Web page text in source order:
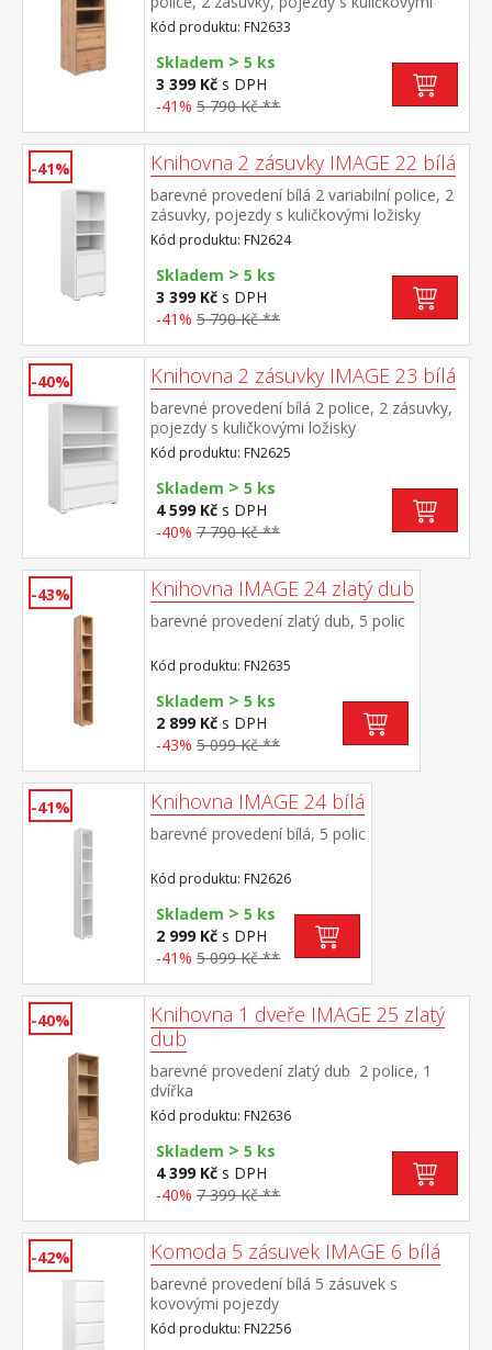
ložisky
Kód produktu: FN2633
Skladem > 5 ks
3 399 Kč s DPH
-41% 5 790 Kč **
-41% Knihovna 2 zásuvky IMAGE 22 bílá
barevné provedení bílá 2 variabilní police, 2
zásuvky, pojezdy s kuličkovými ložisky
Kód produktu: FN2624
Skladem > 5 ks
3 399 Kč s DPH
-41% 5 790 Kč **
-40% Knihovna 2 zásuvky IMAGE 23 bílá
barevné provedení bílá 2 police, 2 zásuvky,
pojezdy s kuličkovými ložisky
Kód produktu: FN2625
Skladem > 5 ks
4 599 Kč s DPH
-40% 7 790 Kč **
-43% Knihovna IMAGE 24 zlatý dub
barevné provedení zlatý dub, 5 polic
Kód produktu: FN2635
Skladem > 5 ks
2 899 Kč s DPH
-43% 5 099 Kč **
-41% Knihovna IMAGE 24 bílá
barevné provedení bílá, 5 polic
Kód produktu: FN2626
Skladem > 5 ks
2 999 Kč s DPH
-41% 5 099 Kč **
-40%
Knihovna 1 dveře IMAGE 25 zlatý
dub
barevné provedení zlatý dub 2 police, 1
dvířka
Kód produktu: FN2636
Skladem > 5 ks
4 399 Kč s DPH
-40% 7 399 Kč **
-42% Komoda 5 zásuvek IMAGE 6 bílá
barevné provedení bílá 5 zásuvek s
kovovými pojezdy
Kód produktu: FN2256